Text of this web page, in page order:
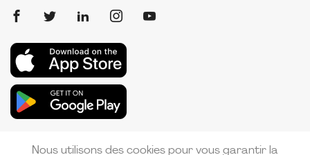
Nous utilisons des cookies pour vous garantir la